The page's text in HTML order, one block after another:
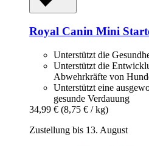
Royal Canin Mini
Unterstützt die
Unterstützt die
Abwehrkräfte von
Unterstützt eine
gesunde Verdauung
34,99 € (8,75 € / kg)
Zustellung bis 13. August